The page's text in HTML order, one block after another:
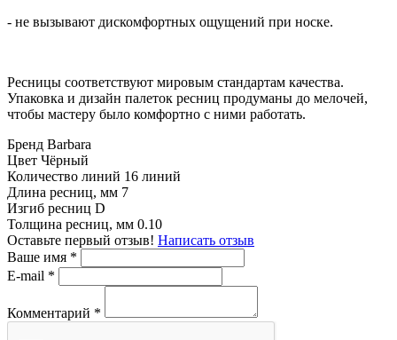
- не вызывают дискомфортных ощущений при носке.
Ресницы соответствуют мировым стандартам качества.
Упаковка и дизайн палеток ресниц продуманы до мелочей,
чтобы мастеру было комфортно с ними работать.
Бренд Barbara
Цвет Чёрный
Количество линий 16 линий
Длина ресниц, мм 7
Изгиб ресниц D
Толщина ресниц, мм 0.10
Оставьте первый отзыв! Написать отзыв
Ваше имя *
E-mail *
Комментарий *